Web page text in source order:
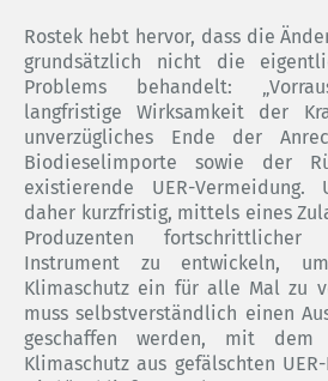
Rostek hebt hervor, dass die
grundsätzlich nicht die
Problems behandelt:
langfristige Wirksamkeit der
unverzügliches Ende der
Biodieselimporte sowie der
existierende UER-
daher kurzfristig, mittels eines
Produzenten
Instrument zu entwickeln,
Klimaschutz ein für alle Mal zu
muss selbstverständlich einen
geschaffen werden, mit
Klimaschutz aus gefälschten